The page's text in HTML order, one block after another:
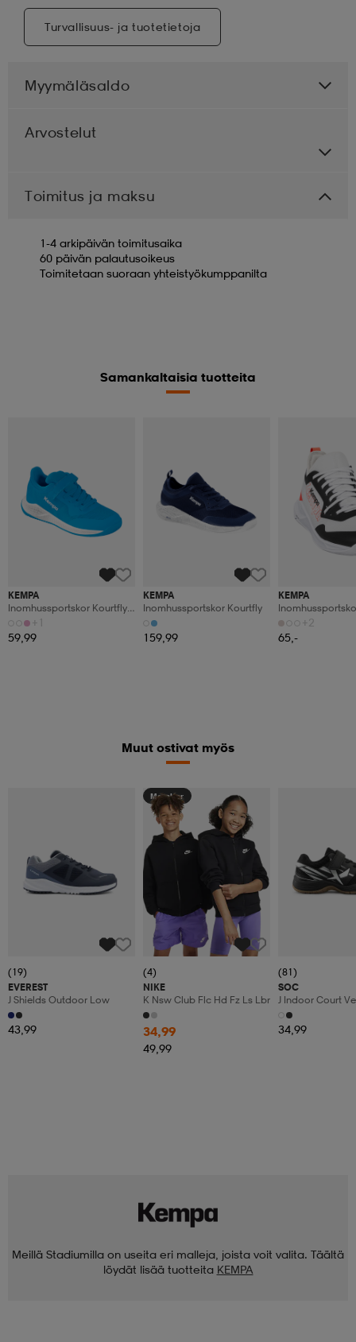
Turvallisuus- ja tuotetietoja
Myymäläsaldo
Arvostelut
Toimitus ja maksu
1-4 arkipäivän toimitusaika
60 päivän palautusoikeus
Toimitetaan suoraan yhteistyökumppanilta
Samankaltaisia tuotteita
KEMPA
Inomhussportskor Kourtfly
Kids +1
59,99
KEMPA
Inomhussportskor Kourtfly
159,99
KEMPA
Jr
+2
65,-
Muut ostivat myös
(19)
EVEREST
J Shields Outdoor Low
43,99
Member
(4)
NIKE
K Nsw Club Flc Hd Fz Ls Lbr
34,99
49,99
(81)
SOC
J Indoor Court
34,99
Meillä Stadiumilla on useita eri malleja, joista voit valita. Täältä
löydät lisää tuotteita KEMPA